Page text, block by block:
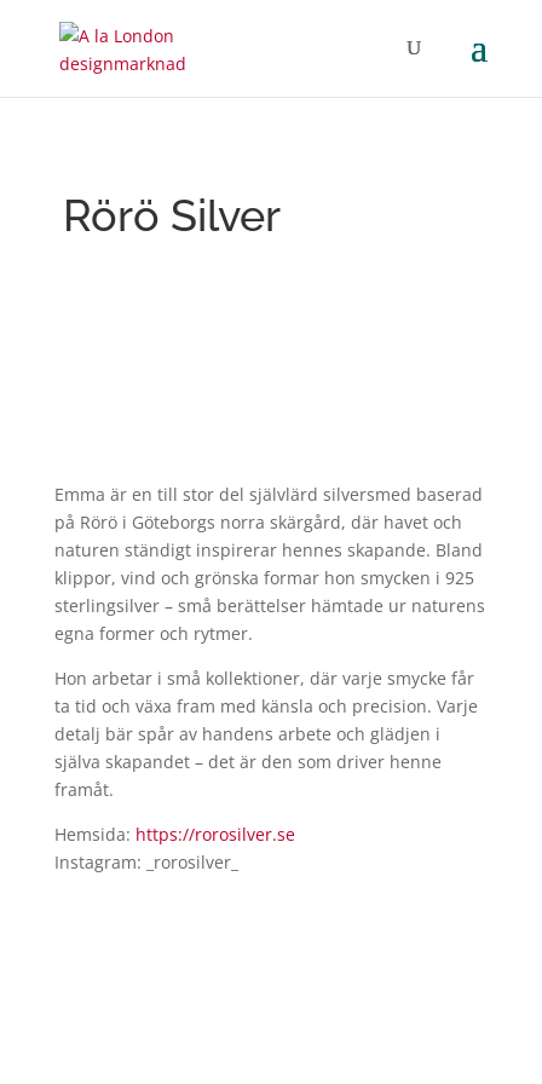
Rörö Silver
Emma är en till stor del självlärd silversmed baserad
på Rörö i Göteborgs norra skärgård, där havet och
naturen ständigt inspirerar hennes skapande. Bland
klippor, vind och grönska formar hon smycken i 925
sterlingsilver – små berättelser hämtade ur naturens
egna former och rytmer.
Hon arbetar i små kollektioner, där varje smycke får
ta tid och växa fram med känsla och precision. Varje
detalj bär spår av handens arbete och glädjen i
själva skapandet – det är den som driver henne
framåt.
Hemsida: https://rorosilver.se
Instagram: _rorosilver_